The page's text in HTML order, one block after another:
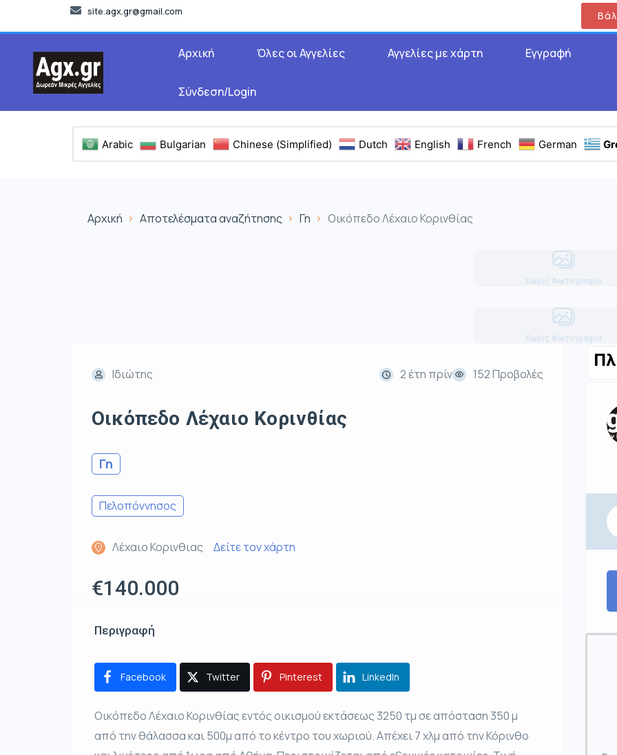
site.agx.gr@gmail.com
Αρχική Όλες οι Αγγελίες Αγγελίες με χάρτη Εγγραφή
Σύνδεση/Login
Arabic Bulgarian Chinese (Simplified) Dutch English French German
Αρχική Αποτελέσματα αναζήτησης Γη Οικόπεδο Λέχαιο Κορινθίας
Χωρίς Φωτογραφία
Χωρίς Φωτογραφία
Ιδιώτης 2 έτη πρίν 152 Προβολές
Οικόπεδο Λέχαιο Κορινθίας
Γη
Πελοπόννησος
Λέχαιο Κορινθιας Δείτε τον χάρτη
€140.000
Περιγραφή
Facebook Twitter Pinterest LinkedIn
Οικόπεδο Λέχαιο Κορινθίας εντός οικισμού εκτάσεως 3250 τμ σε απόσταση 350 μ
από την θάλασσα και 500μ από το κέντρο του χωριού. Απέχει 7 χλμ από την Κόρινθο